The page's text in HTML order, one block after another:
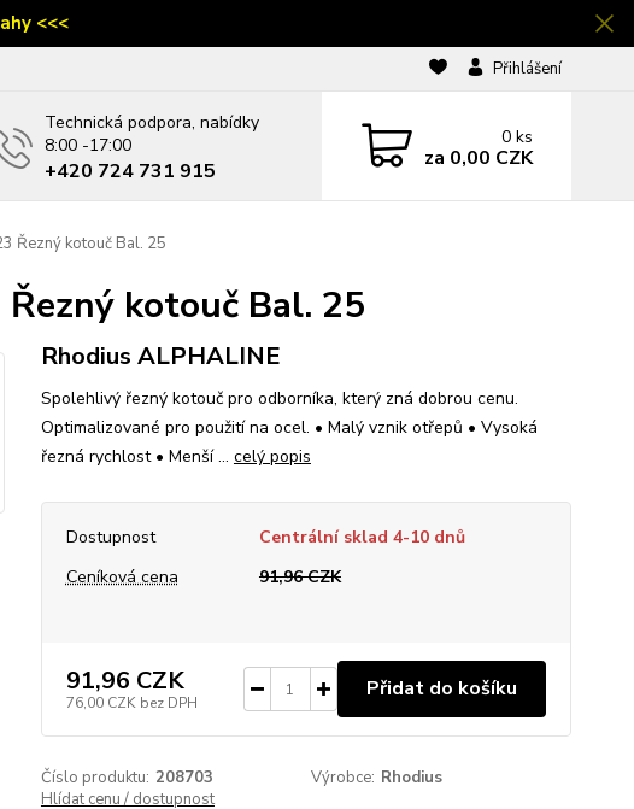
<<<
Přihlášení
Technická podpora, nabídky
8:00 -17:00
‭+420 724 731 915
0 ks
za 0,00 CZK
Řezný kotouč Bal. 25
kotouč Bal. 25
Rhodius ALPHALINE
Spolehlivý řezný kotouč pro odborníka, který zná dobrou cenu.
Optimalizované pro použití na ocel. • Malý vznik otřepů • Vysoká
řezná rychlost • Menší ... celý popis
Dostupnost
Centrální sklad 4-10 dnů
Ceníková cena
91,96 CZK
91,96 CZK
76,00 CZK bez DPH
Přidat do košíku
Číslo produktu: 208703 Výrobce: Rhodius
Hlídat cenu / dostupnost